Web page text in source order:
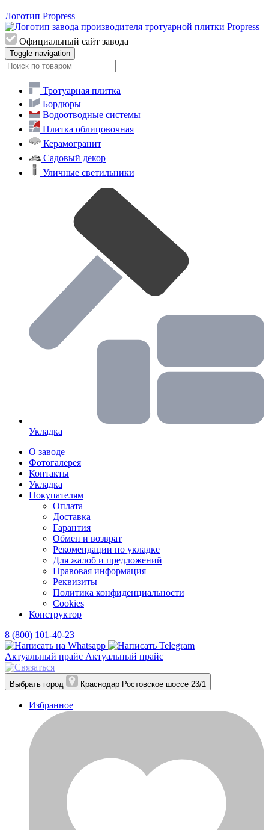
Логотип Propress
Официальный сайт завода
Toggle navigation
Тротуарная плитка
Бордюры
Водоотводные системы
Плитка облицовочная
Керамогранит
Садовый декор
Уличные светильники
Укладка
О заводе
Фотогалерея
Контакты
Укладка
Покупателям
Оплата
Доставка
Гарантия
Обмен и возврат
Рекомендации по укладке
Для жалоб и предложений
Правовая информация
Реквизиты
Политика конфиденциальности
Cookies
Конструктор
8 (800) 101-40-23
Актуальный прайс Актуальный прайс
Выбрать город Краснодар Ростовское шоссе 23/1
Избранное